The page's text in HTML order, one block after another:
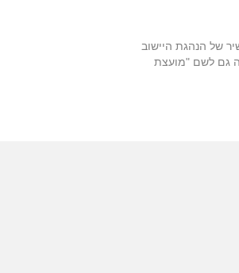
הישיר של הנהגת היישוב
גם לשם "מועצת